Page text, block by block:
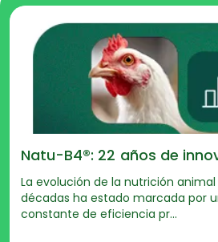
Natu-B4®: 22 años de
La evolución de la nutrición
décadas ha estado marcada por
constante de eficiencia pr...